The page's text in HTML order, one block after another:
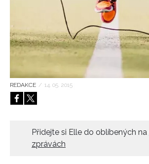
REDAKCE / 14. 05. 2015
Přidejte si Elle do oblíbených na
zprávách